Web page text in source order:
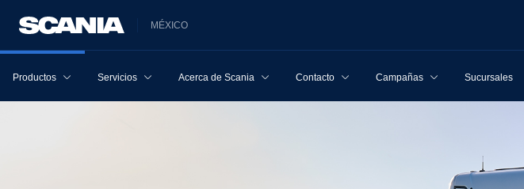
MÉXICO
Productos Servicios Acerca de Scania Contacto Campañas Sucursales